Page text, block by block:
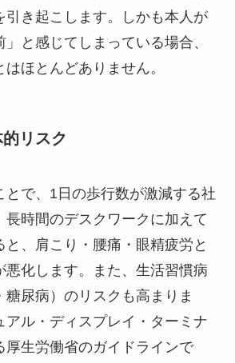
引き起こします。しかも本人が
と感じてしまっている場合、
ほとんどありません。
リスク
とで、1日の歩行数が激減する社
長時間のデスクワークに加えて
、肩こり・腰痛・眼精疲労と
悪化します。また、生活習慣病
糖尿病）のリスクも高まりま
アル・ディスプレイ・ターミナ
厚生労働省のガイドラインで